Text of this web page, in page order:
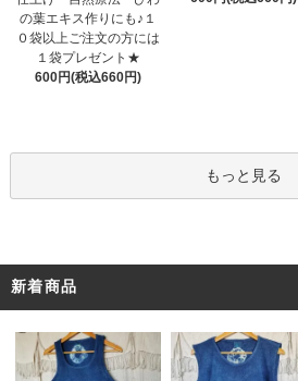
の葉エキス作りにも♪１
０袋以上ご注文の方には
１袋プレゼント★
600円(税込660円)
もっと見る
新着商品